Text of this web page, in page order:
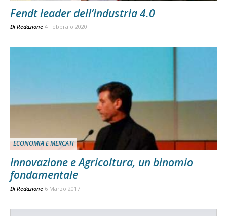
Fendt leader dell’industria 4.0
Di Redazione 4 Febbraio 2020
ECONOMIA E MERCATI
Innovazione e Agricoltura, un binomio
fondamentale
Di Redazione 6 Marzo 2017